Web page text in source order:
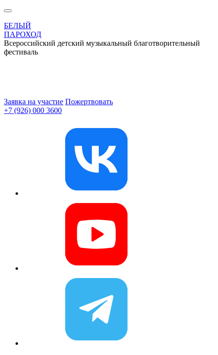
БЕЛЫЙ
ПАРОХОД
Всероссийский детский музыкальный благотворительный
фестиваль
Заявка на участие Пожертвовать
+7 (926) 000 3600